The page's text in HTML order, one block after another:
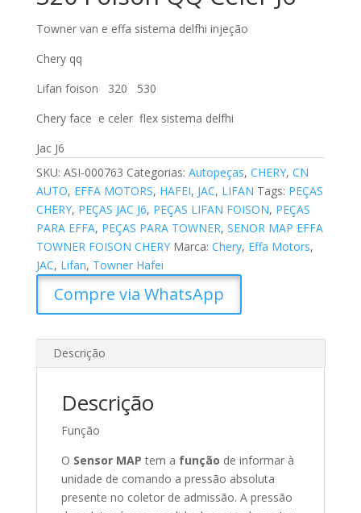
Towner van e effa sistema delfhi injeção
Chery qq
Lifan foison 320 530
Chery face e celer flex sistema delfhi
Jac J6
SKU: ASI-000763 Categorias: Autopeças, CHERY, CN
AUTO, EFFA MOTORS, HAFEI, JAC, LIFAN Tags: PEÇAS
CHERY, PEÇAS JAC J6, PEÇAS LIFAN FOISON, PEÇAS
PARA EFFA, PEÇAS PARA TOWNER, SENOR MAP EFFA
TOWNER FOISON CHERY Marca: Chery, Effa Motors,
JAC, Lifan, Towner Hafei
Compre via WhatsApp
Descrição
Descrição
Função
O Sensor MAP tem a função de informar à
unidade de comando a pressão absoluta
presente no coletor de admissão. A pressão